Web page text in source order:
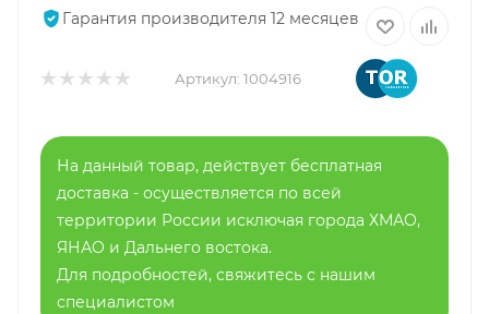
Гарантия производителя 12 месяцев
Артикул: 1004916
На данный товар, действует бесплатная
доставка - осуществляется по всей
территории России исключая города ХМАО,
ЯНАО и Дальнего востока.
Для подробностей, свяжитесь с нашим
специалистом